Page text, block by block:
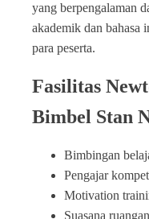
yang berpengalaman
akademik dan bahasa
para peserta.
Fasilitas
Bimbel Stan
Bimbingan
Pengajar
Motivation
Suasana